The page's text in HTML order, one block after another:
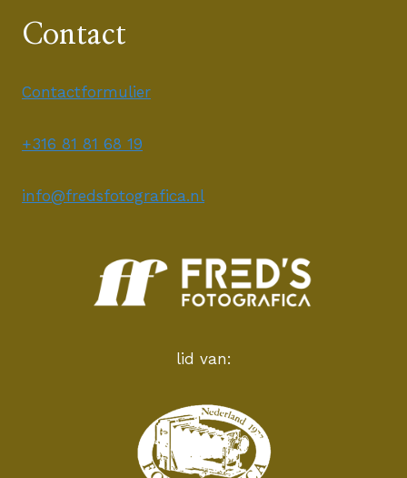
Contact
Contactformulier
+316 81 81 68 19
info@fredsfotografica.nl
lid van: